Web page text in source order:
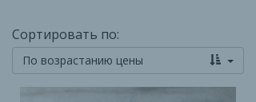
Сортировать по:
По возрастанию цены